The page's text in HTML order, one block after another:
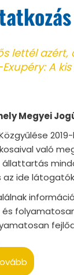
lettél
A
Megyei
való
az ide
tovább